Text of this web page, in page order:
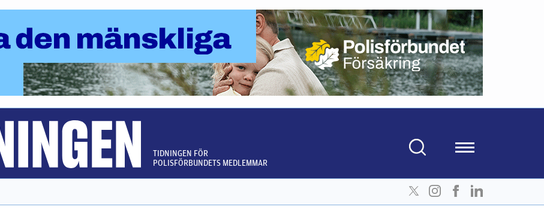
TIDNINGEN FÖR
POLISFÖRBUNDETS MEDLEMMAR